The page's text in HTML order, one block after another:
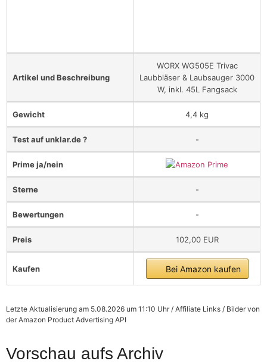
Artikel und Beschreibung
WORX WG505E Trivac
Laubbläser & Laubsauger 3000
W, inkl. 45L Fangsack
Gewicht 4,4 kg
Test auf unklar.de ? -
Prime ja/nein
Sterne -
Bewertungen -
Preis 102,00 EUR
Kaufen Bei Amazon kaufen
Letzte Aktualisierung am 5.08.2026 um 11:10 Uhr / Affiliate Links / Bilder von
der Amazon Product Advertising API
Vorschau aufs Archiv